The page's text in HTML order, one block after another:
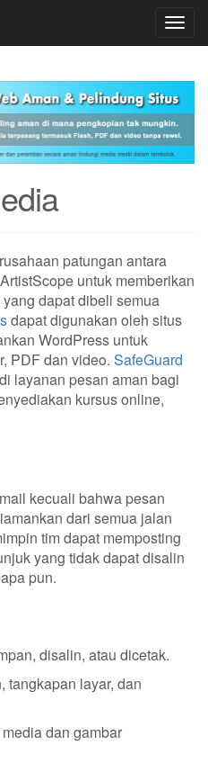
patungan antara
untuk memberikan
dapat dibeli semua
dapat digunakan oleh situs
WordPress untuk
PDF dan video. SafeGuard
layanan pesan aman bagi
kursus online,
kecuali bahwa pesan
dari semua jalan
tim dapat memposting
yang tidak dapat disalin
pun.
disalin, atau dicetak.
tangkapan layar, dan
dan gambar